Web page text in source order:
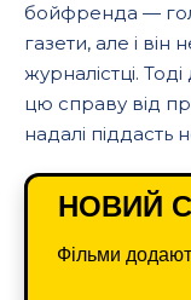
бойфренда —
газети, але і
журналістці.
цю справу від
надалі піддасть
НОВИЙ
Фільми